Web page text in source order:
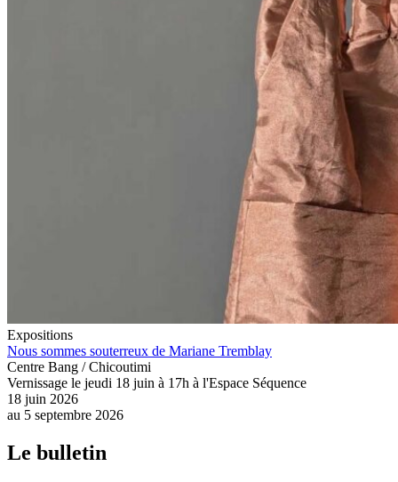
Expositions
Nous sommes souterreux de Mariane Tremblay
Centre Bang / Chicoutimi
Vernissage le jeudi 18 juin à 17h à l'Espace Séquence
18 juin 2026
au 5 septembre 2026
Le bulletin